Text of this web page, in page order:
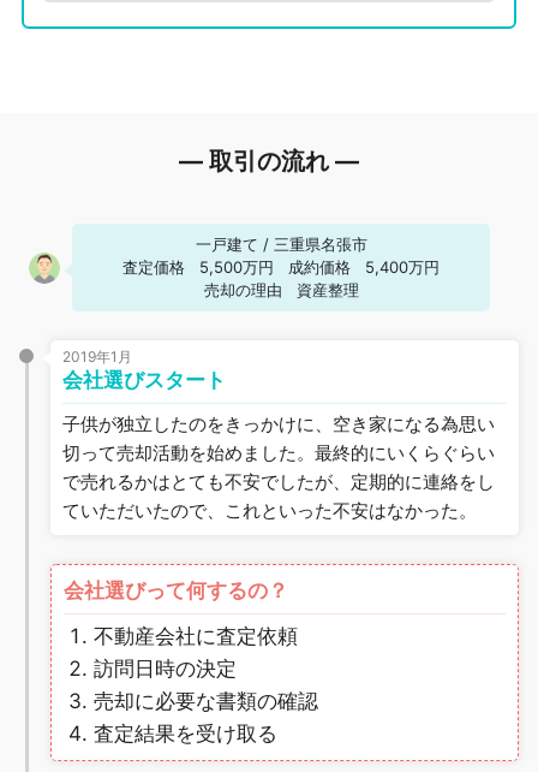
― 取引の流れ ―
一戸建て / 三重県名張市
査定価格
5,500万円 成約価格
5,400万円
売却の理由
資産整理
2019年1月
会社選びスタート
子供が独立したのをきっかけに、空き家になる為思い
切って売却活動を始めました。最終的にいくらぐらい
で売れるかはとても不安でしたが、定期的に連絡をし
ていただいたので、これといった不安はなかった。
会社選びって何するの？
不動産会社に査定依頼
訪問日時の決定
売却に必要な書類の確認
査定結果を受け取る